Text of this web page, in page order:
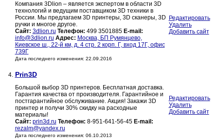
Компания 3Dlion – является экспертом в области 3D
технологий и ведущим поставщиком 3D техники в
России. Мы предлагаем 3D принтеры, 3D сканеры, 3D
ручки и многое другое.
Сайт: 3dlion.ru Телефон: 499 3501885 E-mail:
info@3dlion.ru Адрес: Москва, БП Румянцево,
Киевское ш., 22-й км, д. 4 стр. 2 корп. Г, вход 17Г, офис
739Г
Дата последнего изменения: 22.09.2016
Редактировать
Удалить
Добавить сайт
4. Prin3D
Большой выбор 3D принтеров. Бесплатная доставка.
Гарантия качества от производителя. Гарантийное и
постгарантийное обслуживание. Акция! Закажи 3D
принтер и получи 30% скидку на расходные
материалы!
Сайт: prin3d.ru Телефон: 8-951-641-56-45 E-mail:
rezalm@yandex.ru
Дата последнего изменения: 06.10.2013
Редактировать
Удалить
Добавить сайт